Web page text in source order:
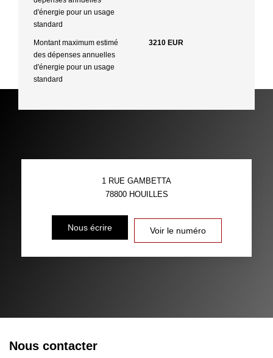
d'énergie pour un usage
standard
Montant maximum estimé
des dépenses annuelles
d'énergie pour un usage
standard
3210 EUR
1 RUE GAMBETTA
78800 HOUILLES
Nous écrire Voir le numéro
Nous contacter